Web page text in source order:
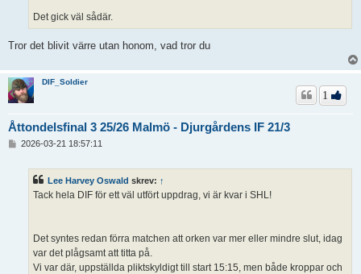
Det gick väl sådär.
Tror det blivit värre utan honom, vad tror du
DIF_Soldier
Åttondelsfinal 3 25/26 Malmö - Djurgårdens IF 21/3
1
2026-03-21 18:57:11
Lee Harvey Oswald skrev: ↑
Tack hela DIF för ett väl utfört uppdrag, vi är kvar i SHL!
Det syntes redan förra matchen att orken var mer eller mindre slut, idag
var det plågsamt att titta på.
Vi var där, uppställda pliktskyldigt till start 15:15, men både kroppar och